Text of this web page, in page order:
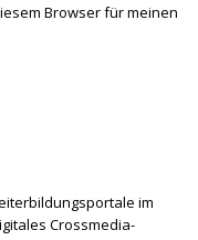
Browser für meinen
im
Crossmedia-